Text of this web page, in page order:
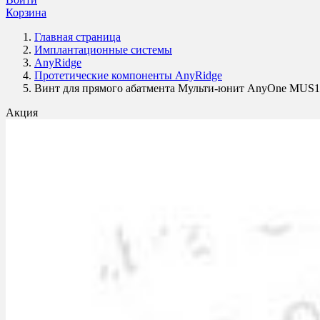
Корзина
Главная страница
Имплантационные системы
AnyRidge
Протетические компоненты AnyRidge
Винт для прямого абатмента Мульти-юнит AnyOne
Акция